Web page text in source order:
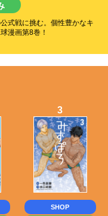
式戦に挑む。個性豊かなキ
漫画第8巻！
3
SHOP